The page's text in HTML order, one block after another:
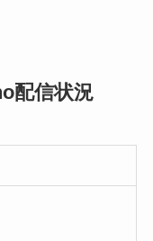
配信状況